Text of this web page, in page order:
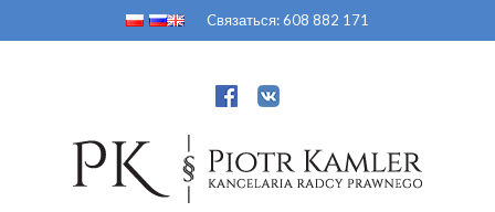
к
Cвязаться:608 882 171